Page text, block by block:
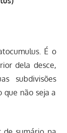
É o
dela desce,
subdivisões
não seja a